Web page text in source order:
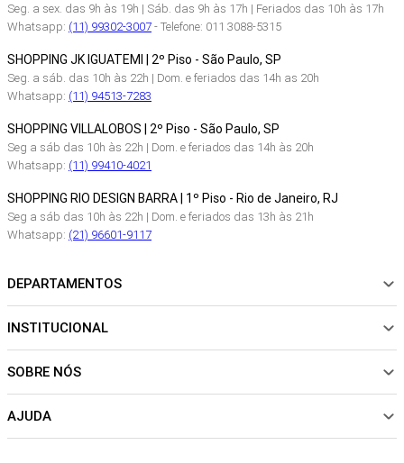
Seg. a sex. das 9h às 19h | Sáb. das 9h às 17h | Feriados das 10h às 17h
Whatsapp: (11) 99302-3007- Telefone: 011 3088-5315
SHOPPING JK IGUATEMI | 2º Piso - São Paulo, SP
Seg. a sáb. das 10h às 22h | Dom. e feriados das 14h as 20h
Whatsapp: (11) 94513-7283
SHOPPING VILLALOBOS | 2º Piso - São Paulo, SP
Seg a sáb das 10h às 22h | Dom. e feriados das 14h às 20h
Whatsapp: (11) 99410-4021
SHOPPING RIO DESIGN BARRA | 1º Piso - Rio de Janeiro, RJ
Seg a sáb das 10h às 22h | Dom. e feriados das 13h às 21h
Whatsapp: (21) 96601-9117
DEPARTAMENTOS
NOVIDADES
CALÇADOS
INSTITUCIONAL
Sobre Nós
Sustentabilidade
SOBRE NÓS
Política de pagamento
AJUDA